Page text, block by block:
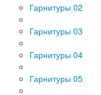
Гарнитуры 02
Гарнитуры 03
Гарнитуры 04
Гарнитуры 05